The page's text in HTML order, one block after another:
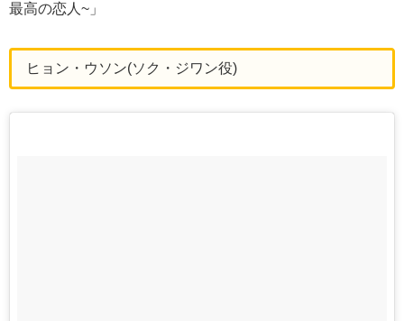
最高の恋人~」
ヒョン・ウソン(ソク・ジワン役)